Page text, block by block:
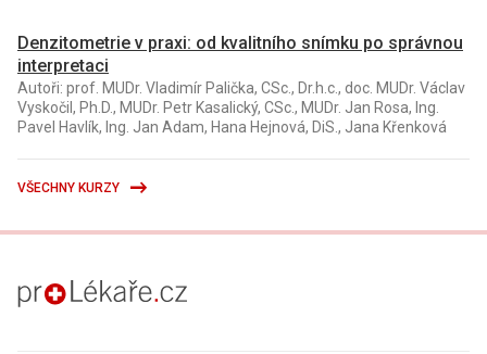
Denzitometrie v praxi: od kvalitního snímku po správnou
interpretaci
Autoři: prof. MUDr. Vladimír Palička, CSc., Dr.h.c., doc. MUDr. Václav
Vyskočil, Ph.D., MUDr. Petr Kasalický, CSc., MUDr. Jan Rosa, Ing.
Pavel Havlík, Ing. Jan Adam, Hana Hejnová, DiS., Jana Křenková
VŠECHNY KURZY
proLékaře.cz